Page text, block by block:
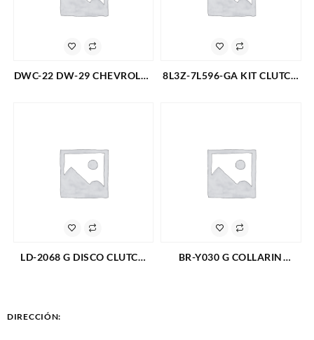
DWC-22 DW-29 CHEVROLET
8L3Z-7L596-GA KIT CLUTCH
PIEZAS) (1596)
LD-2068 G DISCO CLUTCH
BR-Y030 G COLLARIN
DIRECCIÓN: